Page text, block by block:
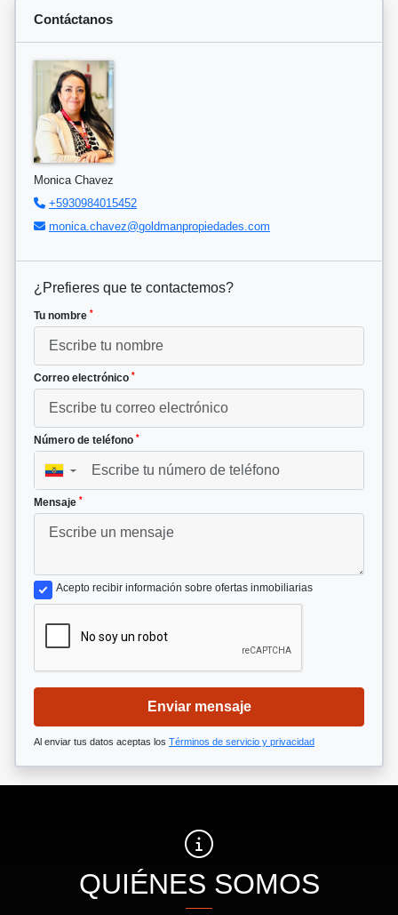
Contáctanos
Monica Chavez
+5930984015452
monica.chavez@goldmanpropiedades.com
¿Prefieres que te contactemos?
Tu nombre *
Correo electrónico *
Número de teléfono *
▼
Mensaje *
Acepto recibir información sobre ofertas inmobiliarias
Enviar mensaje
Al enviar tus datos aceptas los Términos de servicio y privacidad
QUIÉNES SOMOS